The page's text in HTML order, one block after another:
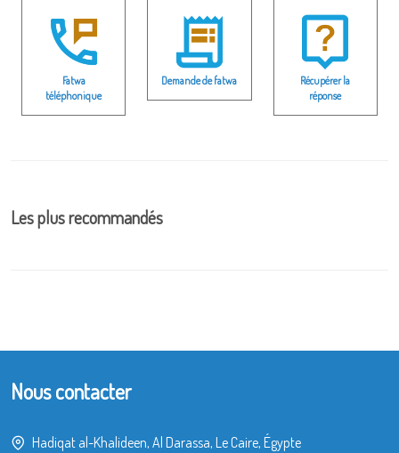
Fatwa
téléphonique
Demande de fatwa
Récupérer la
réponse
Les plus recommandés
Nous contacter
Hadiqat al-Khalideen, Al Darassa, Le Caire, Égypte